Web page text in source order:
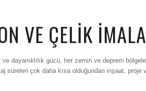
VE ÇELİK
dayanıklılık gücü, her zemin ve deprem
süreleri çok daha kısa olduğundan inşaat, proje